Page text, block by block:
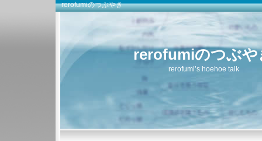
rerofumiのつぶやき
rerofumiのつぶや
rerofumi’s hoehoe talk